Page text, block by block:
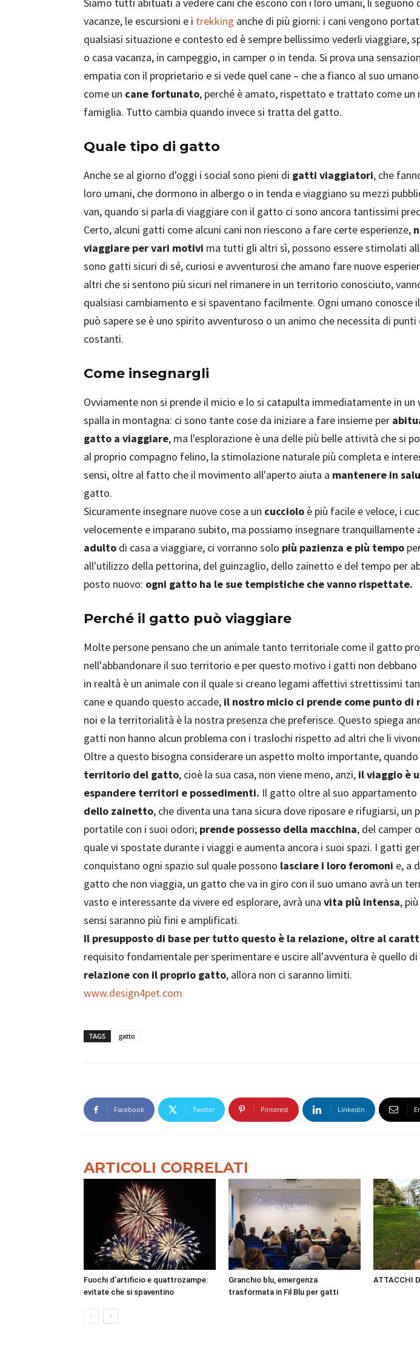
vacanze, le escursioni e i trekking anche di più giorni: i cani vengono
qualsiasi situazione e contesto ed è sempre bellissimo vederli viaggiare,
o casa vacanza, in campeggio, in camper o in tenda. Si prova una
empatia con il proprietario e si vede quel cane – che a fianco al suo
come un cane fortunato, perché è amato, rispettato e trattato come un
famiglia. Tutto cambia quando invece si tratta del gatto.
Quale tipo di gatto
Anche se al giorno d'oggi i social sono pieni di gatti viaggiatori, che
loro umani, che dormono in albergo o in tenda e viaggiano su mezzi
van, quando si parla di viaggiare con il gatto ci sono ancora tantissimi
Certo, alcuni gatti come alcuni cani non riescono a fare certe esperienze,
viaggiare per vari motivi ma tutti gli altri sì, possono essere stimolati
sono gatti sicuri di sé, curiosi e avventurosi che amano fare nuove
altri che si sentono più sicuri nel rimanere in un territorio conosciuto,
qualsiasi cambiamento e si spaventano facilmente. Ogni umano conosce
può sapere se è uno spirito avventuroso o un animo che necessita di
costanti.
Come insegnargli
Ovviamente non si prende il micio e lo si catapulta immediatamente in un
spalla in montagna: ci sono tante cose da iniziare a fare insieme per
gatto a viaggiare, ma l'esplorazione è una delle più belle attività che si
al proprio compagno felino, la stimolazione naturale più completa e
sensi, oltre al fatto che il movimento all'aperto aiuta a mantenere in
gatto.
Sicuramente insegnare nuove cose a un cucciolo è più facile e veloce, i
velocemente e imparano subito, ma possiamo insegnare tranquillamente
adulto di casa a viaggiare, ci vorranno solo più pazienza e più tempo
all'utilizzo della pettorina, del guinzaglio, dello zainetto e del tempo per
posto nuovo: ogni gatto ha le sue tempistiche che vanno rispettate.
Perché il gatto può viaggiare
Molte persone pensano che un animale tanto territoriale come il gatto
nell'abbandonare il suo territorio e per questo motivo i gatti non
in realtà è un animale con il quale si creano legami affettivi strettissimi
cane e quando questo accade, il nostro micio ci prende come punto
noi e la territorialità è la nostra presenza che preferisce. Questo spiega
gatti non hanno alcun problema con i traslochi rispetto ad altri che li
Oltre a questo bisogna considerare un aspetto molto importante,
territorio del gatto, cioè la sua casa, non viene meno, anzi, il viaggio è
espandere territori e possedimenti. Il gatto oltre al suo appartamento
dello zainetto, che diventa una tana sicura dove riposare e rifugiarsi, un
portatile con i suoi odori; prende possesso della macchina, del camper
quale vi spostate durante i viaggi e aumenta ancora i suoi spazi. I gatti
conquistano ogni spazio sul quale possono lasciare i loro feromoni e, a
gatto che non viaggia, un gatto che va in giro con il suo umano avrà un
vasto e interessante da vivere ed esplorare, avrà una vita più intensa,
sensi saranno più fini e amplificati.
Il presupposto di base per tutto questo è la relazione, oltre al
requisito fondamentale per sperimentare e uscire all'avventura è quello di
relazione con il proprio gatto, allora non ci saranno limiti.
www.design4pet.com
TAGS gatto
Facebook Twitter Pinterest Linkedin
ARTICOLI CORRELATI
Fuochi d’artificio e quattrozampe:
evitate che si spaventino
Granchio blu, emergenza
trasformata in Fil Blu per gatti
ATTACCHI